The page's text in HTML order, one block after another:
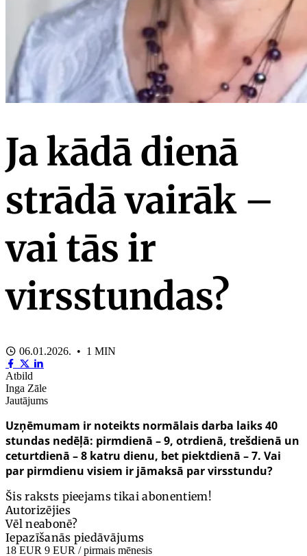
Ja kādā dienā
strādā vairāk –
vai tās ir
virsstundas?
06.01.2026. • 1 MIN
Atbild
Inga Zāle
Jautājums
Uzņēmumam ir noteikts normālais darba laiks 40
stundas nedēļā: pirmdienā – 9, otrdienā, trešdienā un
ceturtdienā – 8 katru dienu, bet piektdienā – 7. Vai
par pirmdienu visiem ir jāmaksā par virsstundu?
Šis raksts pieejams tikai abonentiem!
Autorizējies
Vēl neabonē?
Iepazīšanās piedāvājums
18 EUR 9 EUR / pirmais mēnesis